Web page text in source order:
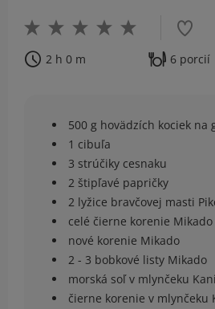
2 h 0 m 6 porcií
500 g hovädzích kociek na
1 cibuľa
3 strúčiky cesnaku
2 štipľavé papričky
2 lyžice bravčovej masti
celé čierne korenie Mikado
nové korenie Mikado
2 - 3 bobkové listy Mikado
morská soľ v mlynčeku
čierne korenie v mlynčeku